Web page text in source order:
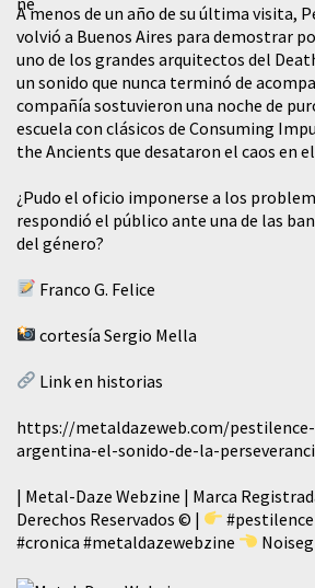
A menos de un año de su última visita,
volvió a Buenos Aires para demostrar
uno de los grandes arquitectos del
un sonido que nunca terminó de
compañía sostuvieron una noche de
escuela con clásicos de Consuming
the Ancients que desataron el caos en
¿Pudo el oficio imponerse a los
respondió el público ante una de las
del género?
Franco G. Felice
cortesía Sergio Mella
Link en historias
https://metaldazeweb.com/
argentina-el-sonido-de-la-
| Metal-Daze Webzine | Marca
Derechos Reservados © |
#pestilence
#cronica #metaldazewebzine